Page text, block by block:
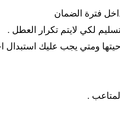
لكي لايتم تكرار العطل .
ومتي يجب عليك استبدال
.